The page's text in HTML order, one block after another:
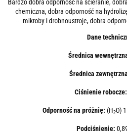
Bardzo dobra odporność na ścieranie,
chemiczna, dobra odporność na
mikroby i drobnoustroje, dobra
Dane
Średnica
Średnica
Ciśnienie robocze:
Odporność na próżnię: (H2O)
Podciśnienie: